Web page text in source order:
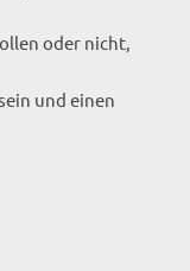
oder nicht,
und einen